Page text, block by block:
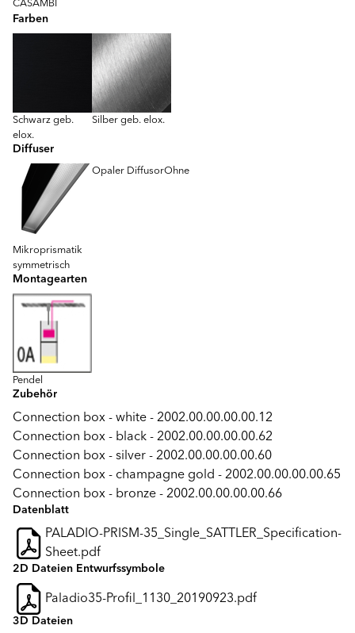
CASAMBI
Farben
Schwarz geb.
elox.
Silber geb. elox.
Diffuser
Mikroprismatik
symmetrisch
Opaler DiffusorOhne
Montagearten
Pendel
Zubehör
Connection box - white - 2002.00.00.00.00.12
Connection box - black - 2002.00.00.00.00.62
Connection box - silver - 2002.00.00.00.00.60
Connection box - champagne gold - 2002.00.00.00.00.65
Connection box - bronze - 2002.00.00.00.00.66
Datenblatt
PALADIO-PRISM-35_Single_SATTLER_Specification-
Sheet.pdf
2D Dateien Entwurfssymbole
Paladio35-Profil_1130_20190923.pdf
3D Dateien